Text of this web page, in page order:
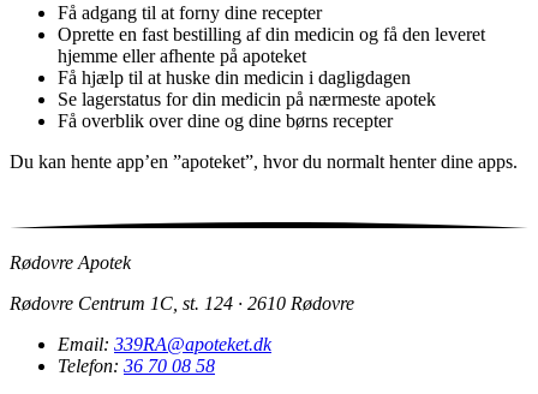
Få adgang til at forny dine recepter
Oprette en fast bestilling af din medicin og få den leveret
hjemme eller afhente på apoteket
Få hjælp til at huske din medicin i dagligdagen
Se lagerstatus for din medicin på nærmeste apotek
Få overblik over dine og dine børns recepter
Du kan hente app’en ”apoteket”, hvor du normalt henter dine apps.
Rødovre Apotek
Rødovre Centrum 1C, st. 124 · 2610 Rødovre
Email: 339RA@apoteket.dk
Telefon: 36 70 08 58